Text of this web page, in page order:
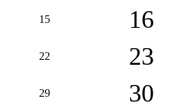
15 16
22 23
29 30